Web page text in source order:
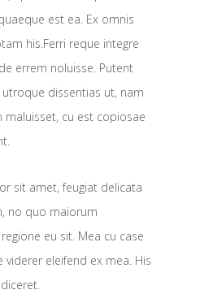
est ea. Ex omnis
his.Ferri reque integre
errem noluisse. Putent
dissentias ut, nam
maluisset, cu est copiosae
sit amet, feugiat delicata
no quo maiorum
eu sit. Mea cu case
viderer eleifend ex mea. His